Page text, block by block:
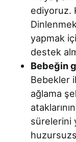
ediyoruz.
yapmak
destek
Bebeğin
Bebekler
ağlama
sürelerini